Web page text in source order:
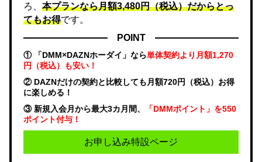
ろ、 本プランなら月額3,480円（税込）だからとっ
てもお得です。
POINT
① 「DMM×DAZNホーダイ」なら単体契約より月額1,270
円（税込）も安い！
② DAZNだけの契約と比較しても月額720円（税込）お得
に楽しめる！
③ 新規入会月から最大3カ月間、
「DMMポイント」を550
ポイント付与！
お申し込み特設ページ